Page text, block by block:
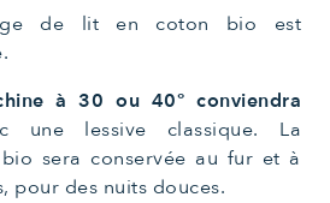
de lit en coton bio est
à 30 ou 40° conviendra
une lessive classique. La
sera conservée au fur et à
pour des nuits douces.